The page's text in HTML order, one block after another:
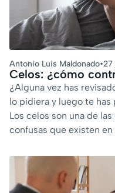
Antonio Luis Maldonado•27
Celos: ¿cómo
¿Alguna vez has
lo pidiera y luego te
Los celos son una de
confusas que existen en